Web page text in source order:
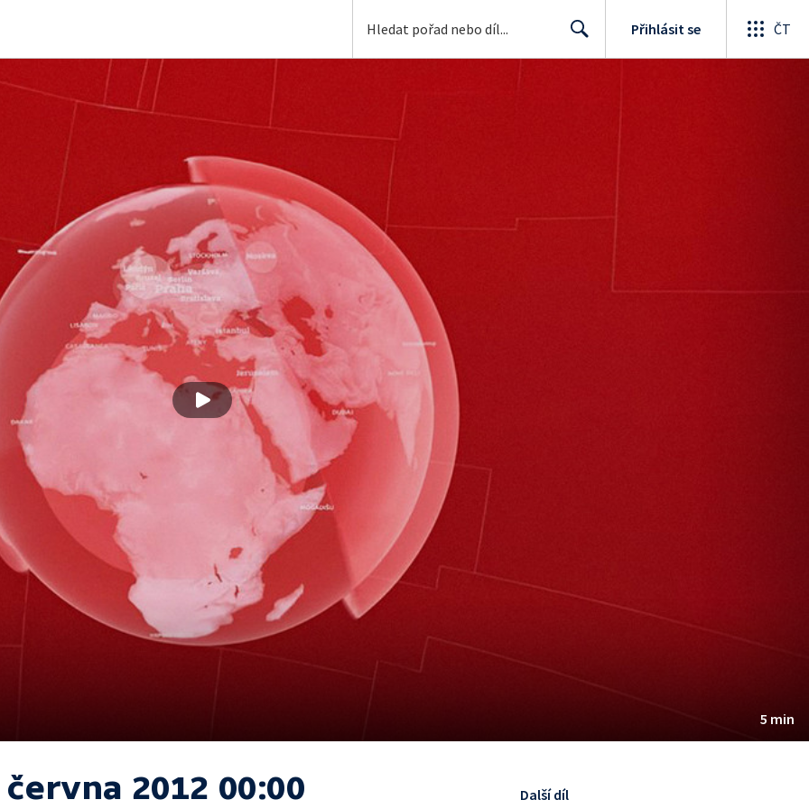
Přihlásit se ČT
5 min
června 2012 00:00 Další díl